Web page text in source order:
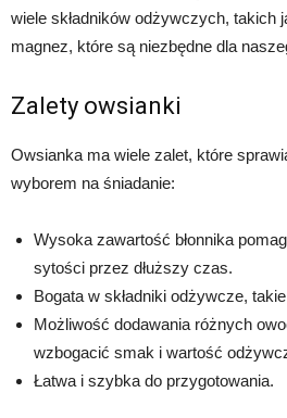
wiele składników odżywczych, takich
magnez, które są niezbędne dla
Zalety owsianki
Owsianka ma wiele zalet, które
wyborem na śniadanie:
Wysoka zawartość błonnika
sytości przez dłuższy czas.
Bogata w składniki odżywcze,
Możliwość dodawania różnych
wzbogacić smak i wartość
Łatwa i szybka do przygotowania.